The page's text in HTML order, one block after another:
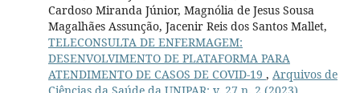
Cardoso Miranda Júnior, Magnólia de Jesus Sousa
Magalhães Assunção, Jacenir Reis dos Santos Mallet,
TELECONSULTA DE ENFERMAGEM:
DESENVOLVIMENTO DE PLATAFORMA PARA
ATENDIMENTO DE CASOS DE COVID-19 , Arquivos de